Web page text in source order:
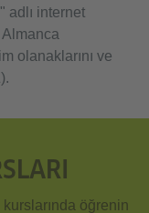
adlı internet
olanaklarını ve
öğrenin